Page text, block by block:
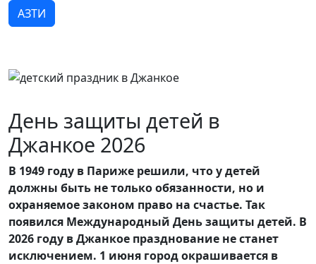
АЗТИ
День защиты детей в
Джанкое 2026
В 1949 году в Париже решили, что у детей
должны быть не только обязанности, но и
охраняемое законом право на счастье. Так
появился Международный День защиты детей. В
2026 году в Джанкое празднование не станет
исключением. 1 июня город окрашивается в